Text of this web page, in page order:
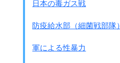
日本の毒ガス戦
防疫給水部（細菌戦部隊）
軍による性暴力